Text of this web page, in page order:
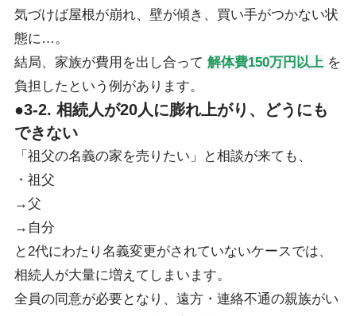
気づけば屋根が崩れ、壁が傾き、買い手がつかない状
態に…。
結局、家族が費用を出し合って 解体費150万円以上を
負担したという例があります。
●3-2. 相続人が20人に膨れ上がり、どうにも
できない
「祖父の名義の家を売りたい」と相談が来ても、
・祖父
→父
→自分
と2代にわたり名義変更がされていないケースでは、
相続人が大量に増えてしまいます。
全員の同意が必要となり、遠方・連絡不通の親族がい